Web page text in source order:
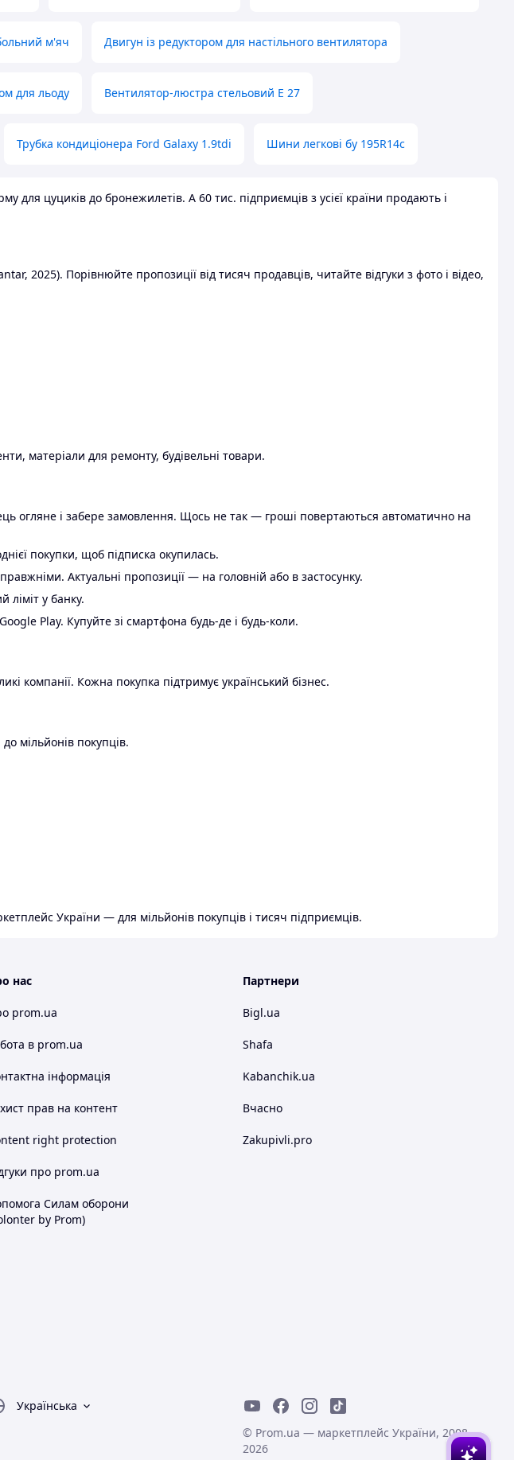
м'яч Двигун із редуктором для настільного вентилятора
для льоду Вентилятор-люстра стельовий E 27
Трубка кондиціонера Ford Galaxy 1.9tdi Шини легкові бу 195R14c
цуциків до бронежилетів. А 60 тис. підприємців з усієї країни продають і
2025). Порівнюйте пропозиції від тисяч продавців, читайте відгуки з фото і відео,
матеріали для ремонту, будівельні товари.
огляне і забере замовлення. Щось не так — гроші повертаються автоматично на
покупки, щоб підписка окупилась.
Актуальні пропозиції — на головній або в застосунку.
ліміт у банку.
Play. Купуйте зі смартфона будь-де і будь-коли.
компанії. Кожна покупка підтримує український бізнес.
мільйонів покупців.
України — для мільйонів покупців і тисяч підприємців.
нас
prom.ua
в prom.ua
інформація
прав на контент
right protection
про prom.ua
Силам оборони
by Prom)
Партнери
Bigl.ua
Shafa
Kabanchik.ua
Вчасно
Zakupivli.pro
Українська
© Prom.ua — маркетплейс України, 2008-
2026